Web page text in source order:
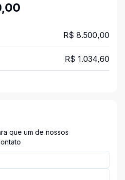
R$ 8.500,00
R$ 1.034,60
que um de nossos